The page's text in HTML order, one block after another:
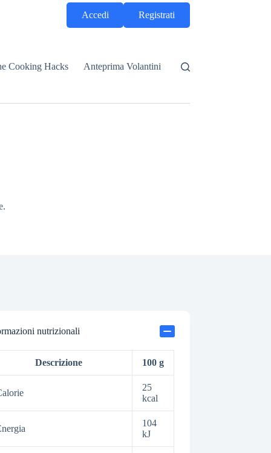
Accedi Registrati
Cooking Hacks Anteprima Volantini
nutrizionali
Descrizione 100 g
25
kcal
104
kJ